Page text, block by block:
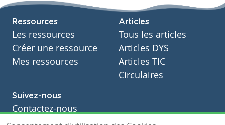
Ressources
Les ressources
Créer une ressource
Mes ressources
Articles
Tous les articles
Articles DYS
Articles TIC
Circulaires
Suivez-nous
Contactez-nous
Soutien scolaire